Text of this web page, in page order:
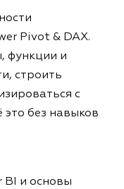
Pivot & DAX.
функции и
строить
с
без навыков
BI и основы